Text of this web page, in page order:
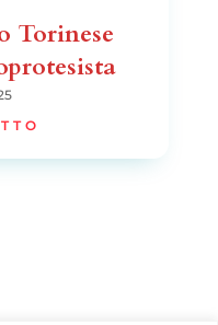
Torinese